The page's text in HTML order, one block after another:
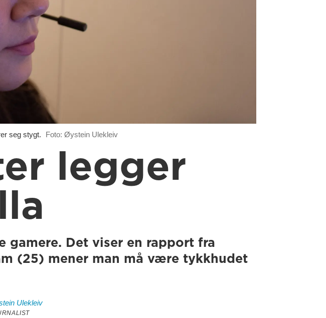
seg stygt. Foto: Øystein Ulekleiv
legger
Det viser en rapport fra
(25) mener man må være tykkhudet
Ulekleiv